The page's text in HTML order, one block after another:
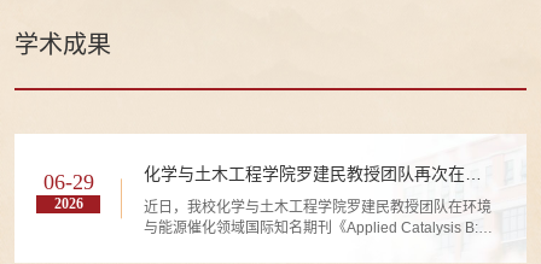
学术成果
06-29
2026
化学与土木工程学院罗建民教授团队再次在
《Applied Catalysis B: Environment and
Energy》上发表论文
近日，我校化学与土木工程学院罗建民教授团队在环境
与能源催化领域国际知名期刊《Applied Catalysis B: